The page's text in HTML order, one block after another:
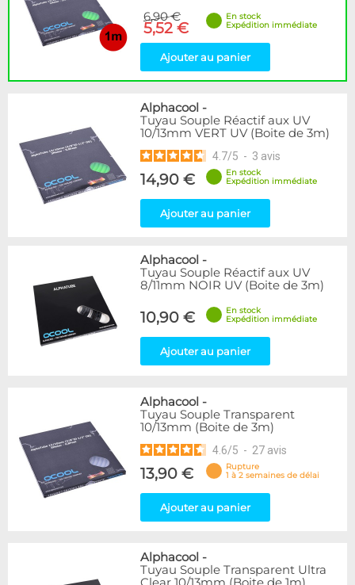
6,90 €
5,52 €
En stock
Expédition immédiate
Ajouter au panier
Alphacool -
Tuyau Souple Réactif aux UV
10/13mm VERT UV (Boite de 3m)
4.7/5 - 3 avis
14,90 €
En stock
Expédition immédiate
Ajouter au panier
Alphacool -
Tuyau Souple Réactif aux UV
8/11mm NOIR UV (Boite de 3m)
10,90 €
En stock
Expédition immédiate
Ajouter au panier
Alphacool -
Tuyau Souple Transparent
10/13mm (Boite de 3m)
4.6/5 - 27 avis
13,90 €
Rupture
1 à 2 semaines de délai
Ajouter au panier
Alphacool -
Tuyau Souple Transparent Ultra